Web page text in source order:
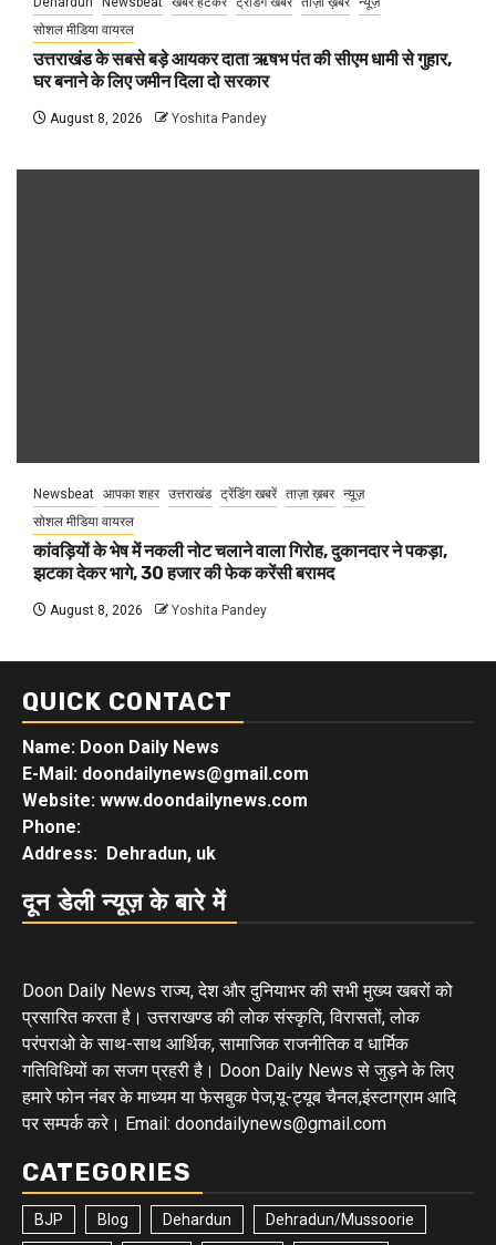
सोशल मीडिया वायरल
उत्तराखंड के सबसे बड़े आयकर दाता ऋषभ पंत की सीएम धामी से गुहार,
घर बनाने के लिए जमीन दिला दो सरकार
August 8, 2026 Yoshita Pandey
Newsbeat आपका शहर उत्तराखंड ट्रेंडिंग खबरें ताज़ा ख़बर न्यूज़
सोशल मीडिया वायरल
कांवड़ियों के भेष में नकली नोट चलाने वाला गिरोह, दुकानदार ने पकड़ा,
झटका देकर भागे, 30 हजार की फेक करेंसी बरामद
August 8, 2026 Yoshita Pandey
QUICK CONTACT
Name: Doon Daily News
E-Mail: doondailynews@gmail.com
Website: www.doondailynews.com
Phone:
Address: Dehradun, uk
दून डेली न्यूज़ के बारे में
Doon Daily News राज्य, देश और दुनियाभर की सभी मुख्य खबरों को
प्रसारित करता है। उत्तराखण्ड की लोक संस्कृति, विरासतों, लोक
परंपराओ के साथ-साथ आर्थिक, सामाजिक राजनीतिक व धार्मिक
गतिविधियों का सजग प्रहरी है। Doon Daily News से जुड़ने के लिए
हमारे फोन नंबर के माध्यम या फेसबुक पेज,यू-ट्यूब चैनल,इंस्टाग्राम आदि
पर सम्पर्क करे। Email: doondailynews@gmail.com
CATEGORIES
BJP Blog Dehardun Dehradun/Mussoorie